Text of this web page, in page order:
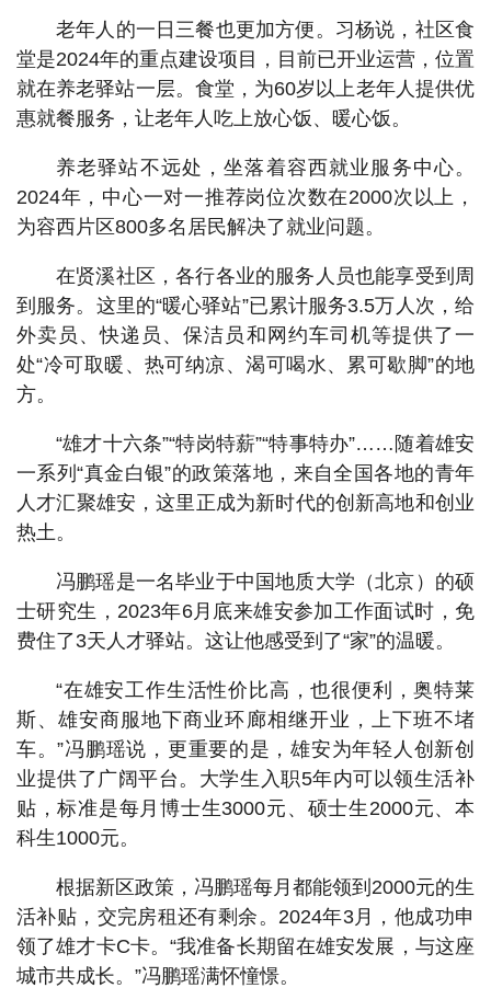
老年人的一日三餐也更加方便。习杨说，社区食
堂是2024年的重点建设项目，目前已开业运营，位置
就在养老驿站一层。食堂，为60岁以上老年人提供优
惠就餐服务，让老年人吃上放心饭、暖心饭。
养老驿站不远处，坐落着容西就业服务中心。
2024年，中心一对一推荐岗位次数在2000次以上，
为容西片区800多名居民解决了就业问题。
在贤溪社区，各行各业的服务人员也能享受到周
到服务。这里的“暖心驿站”已累计服务3.5万人次，给
外卖员、快递员、保洁员和网约车司机等提供了一
处“冷可取暖、热可纳凉、渴可喝水、累可歇脚”的地
方。
“雄才十六条”“特岗特薪”“特事特办”……随着雄安
一系列“真金白银”的政策落地，来自全国各地的青年
人才汇聚雄安，这里正成为新时代的创新高地和创业
热土。
冯鹏瑶是一名毕业于中国地质大学（北京）的硕
士研究生，2023年6月底来雄安参加工作面试时，免
费住了3天人才驿站。这让他感受到了“家”的温暖。
“在雄安工作生活性价比高，也很便利，奥特莱
斯、雄安商服地下商业环廊相继开业，上下班不堵
车。”冯鹏瑶说，更重要的是，雄安为年轻人创新创
业提供了广阔平台。大学生入职5年内可以领生活补
贴，标准是每月博士生3000元、硕士生2000元、本
科生1000元。
根据新区政策，冯鹏瑶每月都能领到2000元的生
活补贴，交完房租还有剩余。2024年3月，他成功申
领了雄才卡C卡。“我准备长期留在雄安发展，与这座
城市共成长。”冯鹏瑶满怀憧憬。